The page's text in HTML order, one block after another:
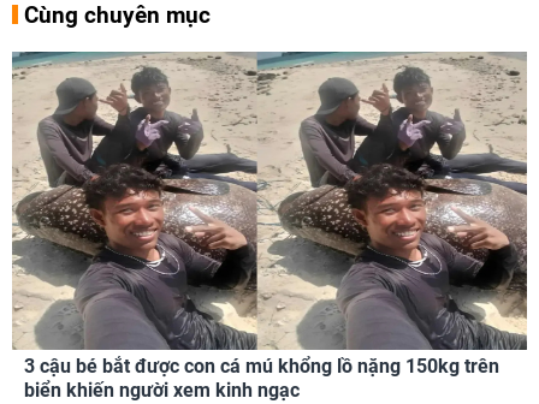
Cùng chuyên mục
3 cậu bé bắt được con cá mú khổng lồ nặng 150kg trên
biển khiến người xem kinh ngạc